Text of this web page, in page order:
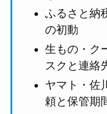
ふるさと納
の初動
生もの・ク
スクと連絡
ヤマト・佐
頼と保管期